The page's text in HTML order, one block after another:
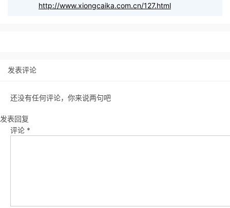
http://www.xiongcaika.com.cn/127.html
发表评论
还没有任何评论，你来说两句吧
发表回复
评论 *